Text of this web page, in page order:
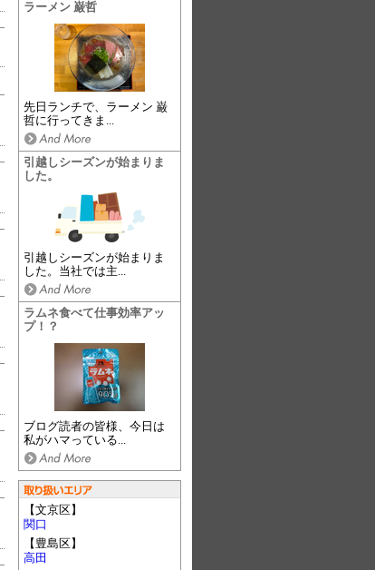
ラーメン 巌哲
先日ランチで、ラーメン 巌
哲に行ってきま...
引越しシーズンが始まりま
した。
引越しシーズンが始まりま
した。当社では主...
ラムネ食べて仕事効率アッ
プ！？
ブログ読者の皆様、今日は
私がハマっている...
【文京区】
関口
【豊島区】
高田